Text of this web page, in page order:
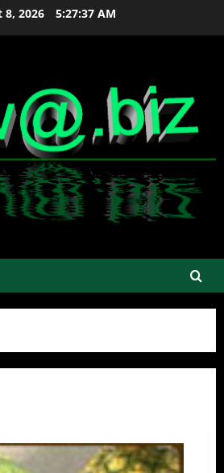
8, 2026 5:27:38 AM